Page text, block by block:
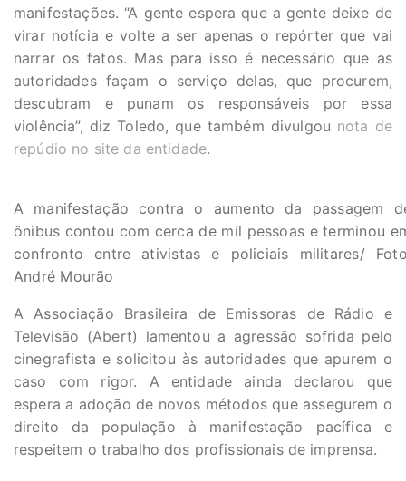
manifestações. “A gente espera que a gente deixe de
virar notícia e volte a ser apenas o repórter que vai
narrar os fatos. Mas para isso é necessário que as
autoridades façam o serviço delas, que procurem,
descubram e punam os responsáveis por essa
violência”, diz Toledo, que também divulgou nota de
repúdio no site da entidade.
A manifestação contra o aumento da passagem
ônibus contou com cerca de mil pessoas e terminou
confronto entre ativistas e policiais militares/
André Mourão
A Associação Brasileira de Emissoras de Rádio e
Televisão (Abert) lamentou a agressão sofrida pelo
cinegrafista e solicitou às autoridades que apurem o
caso com rigor. A entidade ainda declarou que
espera a adoção de novos métodos que assegurem o
direito da população à manifestação pacífica e
respeitem o trabalho dos profissionais de imprensa.